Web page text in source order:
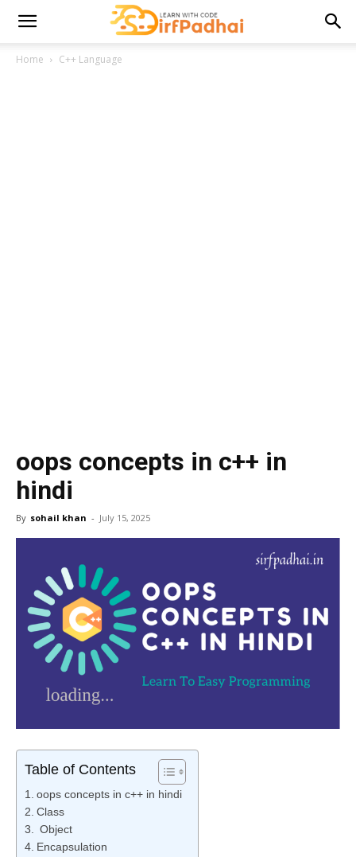
Home C++ Language
oops concepts in c++ in
hindi
By sohail khan - July 15, 2025
Table of Contents
oops concepts in c++ in hindi
Class
Object
Encapsulation